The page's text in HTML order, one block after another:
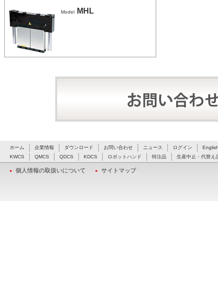
Model MHL
ホーム 企業情報 ダウンロード お問い合わせ ニュース ログイン
KWCS
QMCS QDCS KDCS ロボットハンド 特注品 生産中止・代替え
個人情報の取扱いについて サイトマップ